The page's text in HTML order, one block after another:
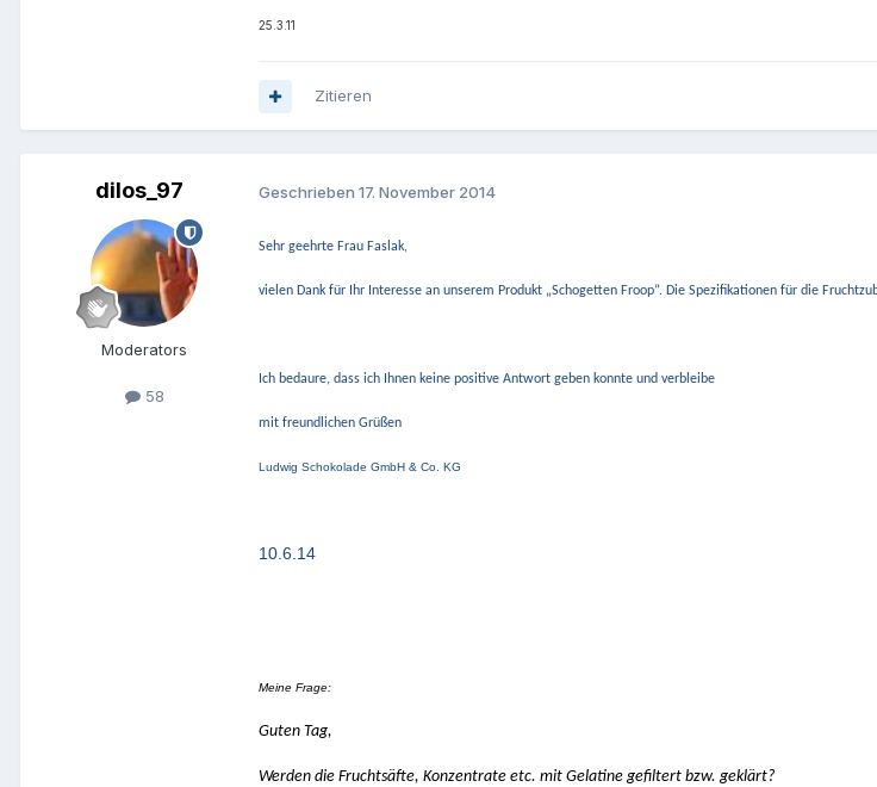
25.3.11
Zitieren
dilos_97
Moderators
58
Geschrieben 17. November 2014
Sehr geehrte Frau Faslak,
vielen Dank für Ihr Interesse an unserem Produkt „Schogetten Froop“. Die Spezifikationen für die
Ich bedaure, dass ich Ihnen keine positive Antwort geben konnte und verbleibe
mit freundlichen Grüßen
Ludwig Schokolade GmbH & Co. KG
10.6.14
Meine Frage:
Guten Tag,
Werden die Fruchtsäfte, Konzentrate etc. mit Gelatine gefiltert bzw. geklärt?